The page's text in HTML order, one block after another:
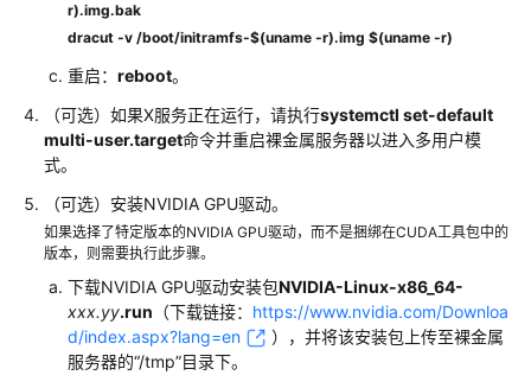
装
NVIDIA
GPU
动
和
工
具
包
务
r).img.bak
dracut -v /boot/initramfs-$(uname -r).img $(uname -r)
重启： reboot。
（可选）如果X服务正在运行，请执行systemctl set-default
multi-user.target命令并重启裸金属服务器以进入多用户模
式。
（可选）安装NVIDIA GPU驱动。
如果选择了特定版本的NVIDIA GPU驱动，而不是捆绑在CUDA工具包中的
版本，则需要执行此步骤。
下载NVIDIA GPU驱动安装包NVIDIA-Linux-x86_64-
xxx.yy.run （下载链接： https://www.nvidia.com/Downloa
d/index.aspx?lang=en
），并将该安装包上传至裸金属
服务器的“/tmp”目录下。